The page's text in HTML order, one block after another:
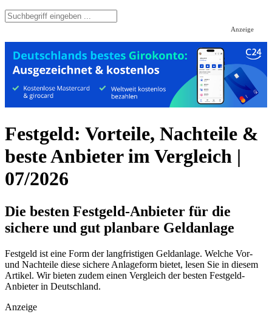
Anzeige
Festgeld: Vorteile, Nachteile &
beste Anbieter im Vergleich |
07/2026
Die besten Festgeld-Anbieter für die
sichere und gut planbare Geldanlage
Festgeld ist eine Form der langfristigen Geldanlage. Welche Vor-
und Nachteile diese sichere Anlageform bietet, lesen Sie in diesem
Artikel. Wir bieten zudem einen Vergleich der besten Festgeld-
Anbieter in Deutschland.
Anzeige